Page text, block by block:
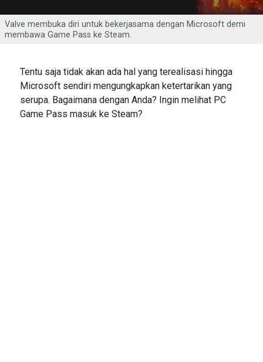
Valve membuka diri untuk bekerjasama dengan Microsoft demi
membawa Game Pass ke Steam.
Tentu saja tidak akan ada hal yang terealisasi hingga
Microsoft sendiri mengungkapkan ketertarikan yang
serupa. Bagaimana dengan Anda? Ingin melihat PC
Game Pass masuk ke Steam?